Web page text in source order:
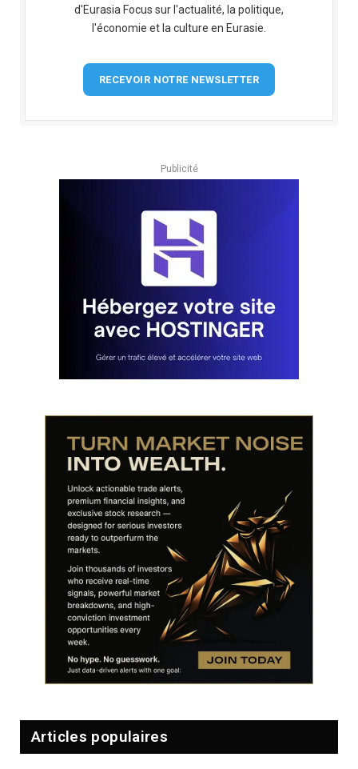
d'Eurasia Focus sur l'actualité, la politique,
l'économie et la culture en Eurasie.
RECEVOIR NOTRE NEWSLETTER
Publicité
Articles populaires